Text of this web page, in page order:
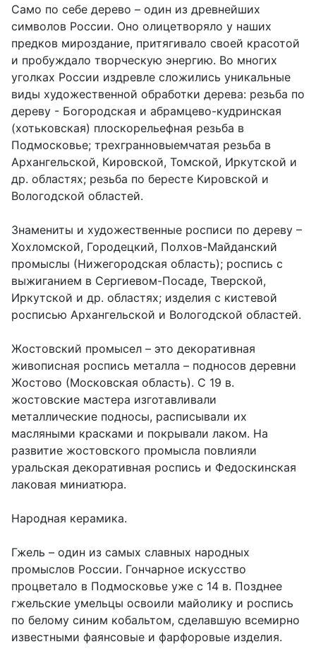
Само по себе дерево – один из древнейших
символов России. Оно олицетворяло у наших
предков мироздание, притягивало своей красотой
и пробуждало творческую энергию. Во многих
уголках России издревле сложились уникальные
виды художественной обработки дерева: резьба по
дереву - Богородская и абрамцево-кудринская
(хотьковская) плоскорельефная резьба в
Подмосковье; трехгранновыемчатая резьба в
Архангельской, Кировской, Томской, Иркутской и
др. областях; резьба по бересте Кировской и
Вологодской областей.
Знамениты и художественные росписи по дереву –
Хохломской, Городецкий, Полхов-Майданский
промыслы (Нижегородская область); роспись с
выжиганием в Сергиевом-Посаде, Тверской,
Иркутской и др. областях; изделия с кистевой
росписью Архангельской и Вологодской областей.
Жостовский промысел – это декоративная
живописная роспись металла – подносов деревни
Жостово (Московская область). С 19 в.
жостовские мастера изготавливали
металлические подносы, расписывали их
масляными красками и покрывали лаком. На
развитие жостовского промысла повлияли
уральская декоративная роспись и Федоскинская
лаковая миниатюра.
Народная керамика.
Гжель – один из самых славных народных
промыслов России. Гончарное искусство
процветало в Подмосковье уже с 14 в. Позднее
гжельские умельцы освоили майолику и роспись
по белому синим кобальтом, сделавшую всемирно
известными фаянсовые и фарфоровые изделия.